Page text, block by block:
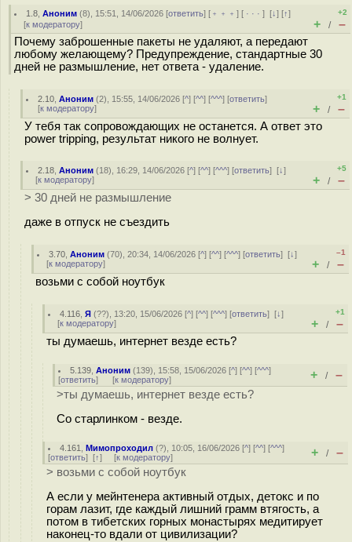
1.8 ,Аноним (8), 15:51, 14/06/2026 [ответить] [ ﹢﹢﹢] [ · · ·][↓] [↑]
[к модератору]
+2
+ / –
Почему заброшенные пакеты не удаляют, а передают
любому желающему? Предупреждение, стандартные 30
дней не размышление, нет ответа - удаление.
2.10 ,Аноним (2), 15:55, 14/06/2026 [^] [^^] [^^^] [ответить]
[к модератору]
+1
+ / –
У тебя так сопровождающих не останется. А ответ это
power tripping, результат никого не волнует.
2.18 ,Аноним (18), 16:29, 14/06/2026 [^] [^^] [^^^] [ответить][↓]
[к модератору]
+5
+ / –
> 30 дней не размышление
даже в отпуск не съездить
3.70 ,Аноним (70), 20:34, 14/06/2026 [^] [^^] [^^^] [ответить][↓]
[к модератору]
–1
+ / –
возьми с собой ноутбук
4.116 ,Я (??), 13:20, 15/06/2026 [^] [^^] [^^^] [ответить][↓]
[к модератору]
+1
+ / –
ты думаешь, интернет везде есть?
5.139 ,Аноним (139), 15:58, 15/06/2026 [^] [^^] [^^^]
[ответить] [к модератору] + / –
>ты думаешь, интернет везде есть?
Со старлинком - везде.
4.161 ,Мимопроходил (?), 10:05, 16/06/2026 [^] [^^] [^^^]
[ответить] [↑] [к модератору] + / –
> возьми с собой ноутбук
А если у мейнтенера активный отдых, детокс и по
горам лазит, где каждый лишний грамм втягость, а
потом в тибетских горных монастырях медитирует
наконец-то вдали от цивилизации?